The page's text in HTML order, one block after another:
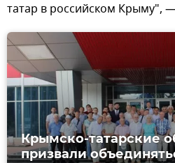
татар в российском Крыму",
Крымско-татарские
призвали